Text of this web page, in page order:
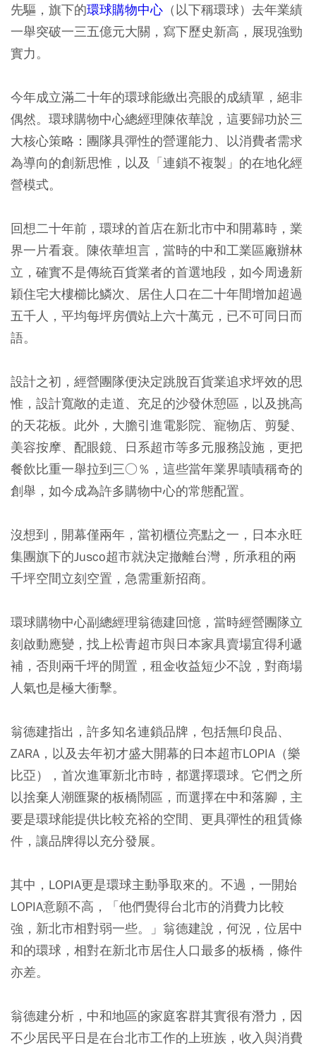
先驅，旗下的環球購物中心 （以下稱環球）去年業績
一舉突破一三五億元大關，寫下歷史新高，展現強勁
實力。
今年成立滿二十年的環球能繳出亮眼的成績單，絕非
偶然。環球購物中心總經理陳依華說，這要歸功於三
大核心策略：團隊具彈性的營運能力、以消費者需求
為導向的創新思惟，以及「連鎖不複製」的在地化經
營模式。
回想二十年前，環球的首店在新北市中和開幕時，業
界一片看衰。陳依華坦言，當時的中和工業區廠辦林
立，確實不是傳統百貨業者的首選地段，如今周邊新
穎住宅大樓櫛比鱗次、居住人口在二十年間增加超過
五千人，平均每坪房價站上六十萬元，已不可同日而
語。
設計之初，經營團隊便決定跳脫百貨業追求坪效的思
惟，設計寬敞的走道、充足的沙發休憩區，以及挑高
的天花板。此外，大膽引進電影院、寵物店、剪髮、
美容按摩、配眼鏡、日系超市等多元服務設施，更把
餐飲比重一舉拉到三○％，這些當年業界嘖嘖稱奇的
創舉，如今成為許多購物中心的常態配置。
沒想到，開幕僅兩年，當初櫃位亮點之一，日本永旺
集團旗下的Jusco超市就決定撤離台灣，所承租的兩
千坪空間立刻空置，急需重新招商。
環球購物中心副總經理翁德建回憶，當時經營團隊立
刻啟動應變，找上松青超市與日本家具賣場宜得利遞
補，否則兩千坪的閒置，租金收益短少不說，對商場
人氣也是極大衝擊。
翁德建指出，許多知名連鎖品牌，包括無印良品、
ZARA，以及去年初才盛大開幕的日本超市LOPIA（樂
比亞），首次進軍新北市時，都選擇環球。它們之所
以捨棄人潮匯聚的板橋鬧區，而選擇在中和落腳，主
要是環球能提供比較充裕的空間、更具彈性的租賃條
件，讓品牌得以充分發展。
其中，LOPIA更是環球主動爭取來的。不過，一開始
LOPIA意願不高，「他們覺得台北市的消費力比較
強，新北市相對弱一些。」翁德建說，何況，位居中
和的環球，相對在新北市居住人口最多的板橋，條件
亦差。
翁德建分析，中和地區的家庭客群其實很有潛力，因
不少居民平日是在台北市工作的上班族，收入與消費